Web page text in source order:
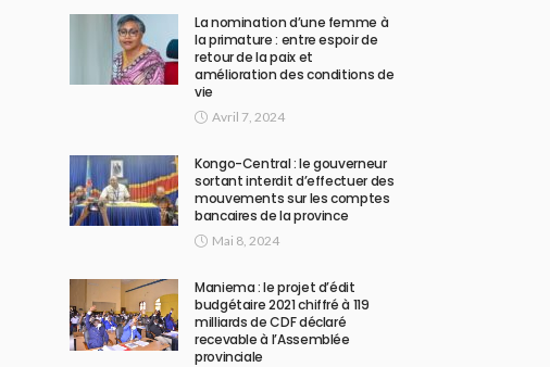
La nomination d’une femme à
la primature : entre espoir de
retour de la paix et
amélioration des conditions de
vie
Avril 7, 2024
Kongo-Central : le gouverneur
sortant interdit d’effectuer des
mouvements sur les comptes
bancaires de la province
Mai 8, 2024
Maniema : le projet d’édit
budgétaire 2021 chiffré à 119
milliards de CDF déclaré
recevable à l’Assemblée
provinciale